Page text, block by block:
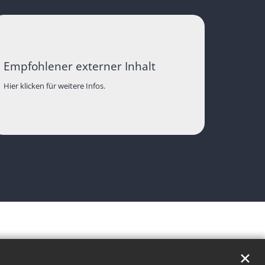
✕
Empfohlener externer Inhalt
Hier klicken für weitere Infos.